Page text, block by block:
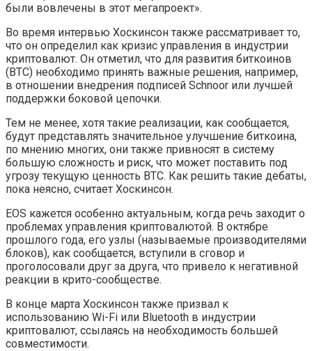
были вовлечены в этот мегапроект».
Во время интервью Хоскинсон также рассматривает то,
что он определил как кризис управления в индустрии
криптовалют. Он отметил, что для развития биткоинов
(BTC) необходимо принять важные решения, например,
в отношении внедрения подписей Schnoor или лучшей
поддержки боковой цепочки.
Тем не менее, хотя такие реализации, как сообщается,
будут представлять значительное улучшение биткоина,
по мнению многих, они также привносят в систему
большую сложность и риск, что может поставить под
угрозу текущую ценность BTC. Как решить такие дебаты,
пока неясно, считает Хоскинсон.
EOS кажется особенно актуальным, когда речь заходит о
проблемах управления криптовалютой. В октябре
прошлого года, его узлы (называемые производителями
блоков), как сообщается, вступили в сговор и
проголосовали друг за друга, что привело к негативной
реакции в крито-сообществе.
В конце марта Хоскинсон также призвал к
использованию Wi-Fi или Bluetooth в индустрии
криптовалют, ссылаясь на необходимость большей
совместимости.